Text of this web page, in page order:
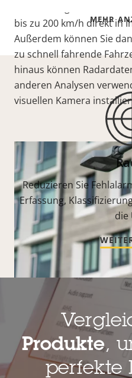
MEHR
bis zu 200 km/h direkt in
Außerdem können Sie
zu schnell fahrende
hinaus können
anderen Analysen
visuellen Kamera
Live-
Reduzieren Sie
Erfassung,
die
Produkte,
perfekte